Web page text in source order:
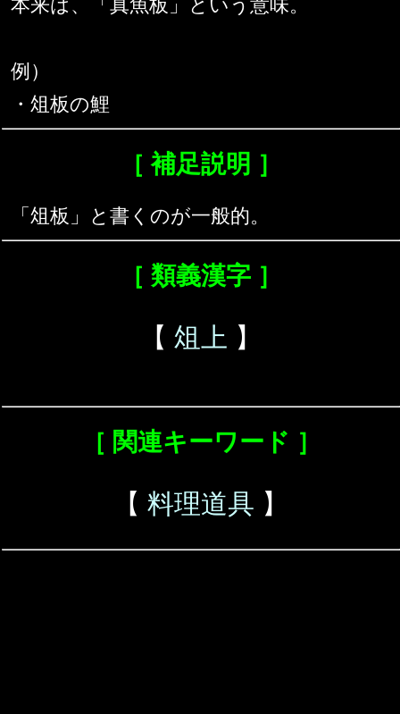
本来は、「真魚板」という意味。
例）
・俎板の鯉
［ 補足説明 ］
「俎板」と書くのが一般的。
［ 類義漢字 ］
【 俎上 】
［ 関連キーワード ］
【 料理道具 】